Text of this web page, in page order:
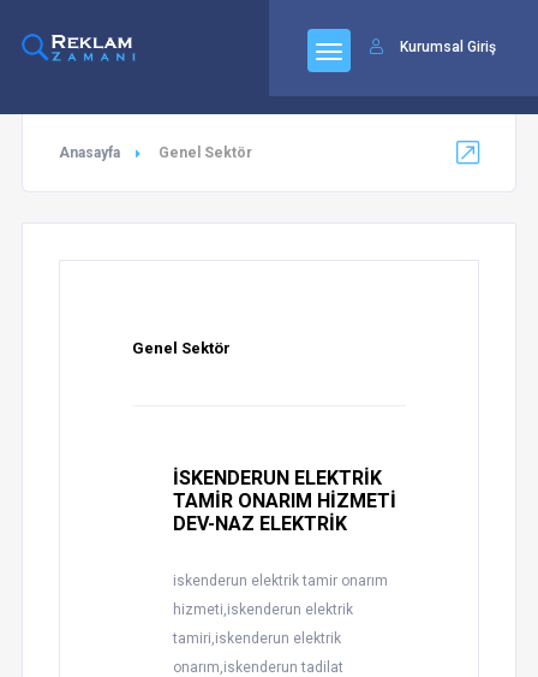
Kurumsal Giriş
Anasayfa Genel Sektör
Genel Sektör
İSKENDERUN ELEKTRİK
TAMİR ONARIM HİZMETİ
DEV-NAZ ELEKTRİK
iskenderun elektrik tamir onarım
hizmeti,iskenderun elektrik
tamiri,iskenderun elektrik
onarım,iskenderun tadilat